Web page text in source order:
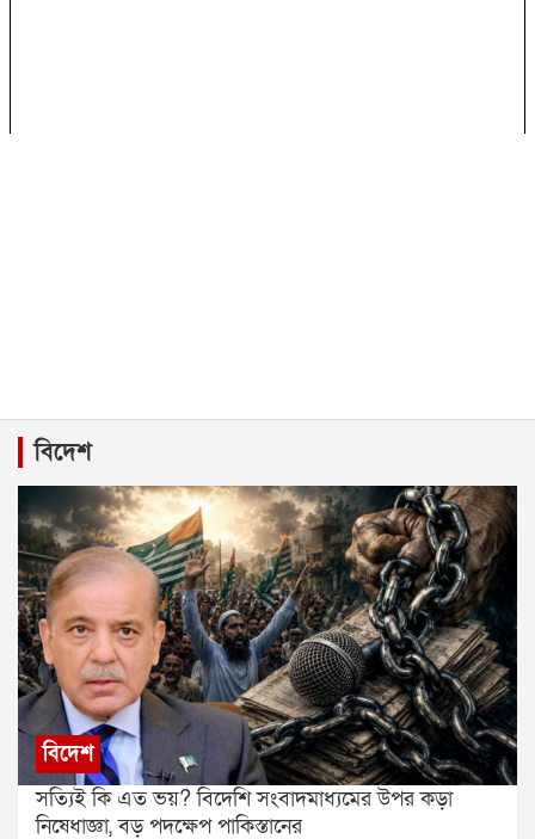
বিদেশ
বিদেশ
সত্যিই কি এত ভয়? বিদেশি সংবাদমাধ্যমের উপর কড়া
নিষেধাজ্ঞা, বড় পদক্ষেপ পাকিস্তানের